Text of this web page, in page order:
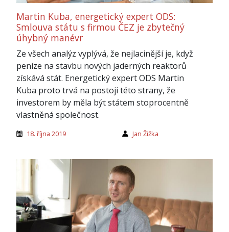
Martin Kuba, energetický expert ODS:
Smlouva státu s firmou ČEZ je zbytečný
úhybný manévr
Ze všech analýz vyplývá, že nejlacinější je, když
peníze na stavbu nových jaderných reaktorů
získává stát. Energetický expert ODS Martin
Kuba proto trvá na postoji této strany, že
investorem by měla být státem stoprocentně
vlastněná společnost.
18. října 2019 Jan Žižka